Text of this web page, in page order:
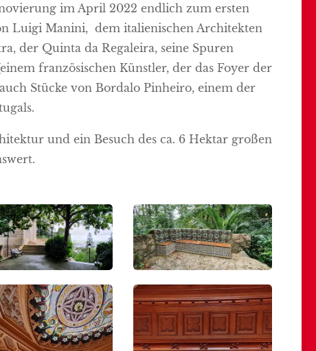
im April 2022 endlich zum ersten
Luigi Manini, dem italienischen Architekten
der Quinta da Regaleira, seine Spuren
französischen Künstler, der das Foyer der
Stücke von Bordalo Pinheiro, einem der
und ein Besuch des ca. 6 Hektar großen